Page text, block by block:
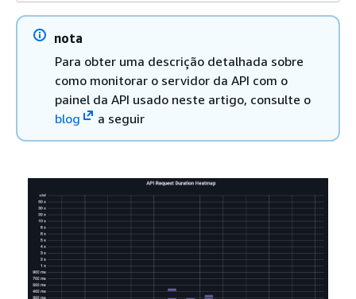
nota
Para obter uma descrição detalhada sobre
como monitorar o servidor da API com o
painel da API usado neste artigo, consulte o
blog
a seguir